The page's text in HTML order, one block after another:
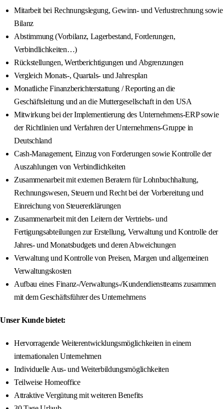
Mitarbeit bei Rechnungslegung, Gewinn- und Verlustrechnung sowie
Bilanz
Abstimmung (Vorbilanz, Lagerbestand, Forderungen,
Verbindlichkeiten…)
Rückstellungen, Wertberichtigungen und Abgrenzungen
Vergleich Monats-, Quartals- und Jahresplan
Monatliche Finanzberichterstattung / Reporting an die
Geschäftsleitung und an die Muttergesellschaft in den USA
Mitwirkung bei der Implementierung des Unternehmens-ERP sowie
der Richtlinien und Verfahren der Unternehmens-Gruppe in
Deutschland
Cash-Management, Einzug von Forderungen sowie Kontrolle der
Auszahlungen von Verbindlichkeiten
Zusammenarbeit mit externen Beratern für Lohnbuchhaltung,
Rechnungswesen, Steuern und Recht bei der Vorbereitung und
Einreichung von Steuererklärungen
Zusammenarbeit mit den Leitern der Vertriebs- und
Fertigungsabteilungen zur Erstellung, Verwaltung und Kontrolle der
Jahres- und Monatsbudgets und deren Abweichungen
Verwaltung und Kontrolle von Preisen, Margen und allgemeinen
Verwaltungskosten
Aufbau eines Finanz-/Verwaltungs-/Kundendienstteams zusammen
mit dem Geschäftsführer des Unternehmens
Unser Kunde bietet:
Hervorragende Weiterentwicklungsmöglichkeiten in einem
internationalen Unternehmen
Individuelle Aus- und Weiterbildungsmöglichkeiten
Teilweise Homeoffice
Attraktive Vergütung mit weiteren Benefits